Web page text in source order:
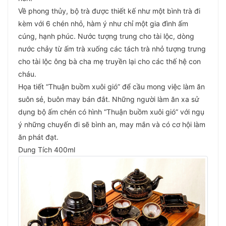
Về phong thủy, bộ trà được thiết kế như một bình trà đi
kèm với 6 chén nhỏ, hàm ý như chỉ một gia đình ấm
cúng, hạnh phúc. Nước tượng trung cho tài lộc, dòng
nước chảy từ ấm trà xuống các tách trà nhỏ tượng trưng
cho tài lộc ông bà cha mẹ truyền lại cho các thế hệ con
cháu.
Họa tiết “Thuận buồm xuôi gió” để cầu mong việc làm ăn
suôn sẻ, buôn may bán đắt. Những người làm ăn xa sử
dụng bộ ấm chén có hình “Thuận buồm xuôi gió” với ngụ
ý những chuyến đi sẽ bình an, may mắn và có cơ hội làm
ăn phát đạt.
Dung Tích 400ml